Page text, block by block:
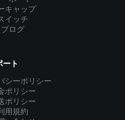
キャップ
イッチ
ブログ
ート
シーポリシー
ポリシー
ポリシー
用規約